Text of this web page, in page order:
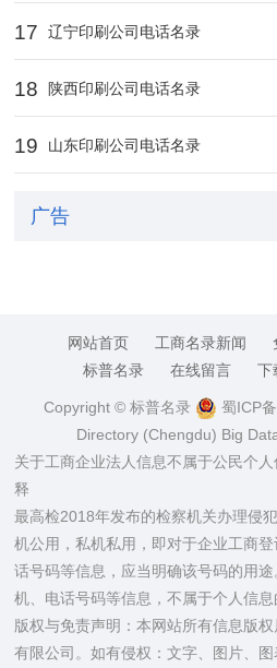
17 辽宁印刷公司电话名录
18 陕西印刷公司电话名录
19 山东印刷公司电话名录
广告
网站首页 工商名录新闻
标普名录
在线留言 下
Copyright © 标普名录 蜀ICP
Directory (Chengdu) Big
关于工商企业法人信息不属于公民个
释
最高检2018年发布的检察机关办理侵
机公用，私机私用，即对于企业工商
话号码等信息，应当明确该号码的用
机、电话号码等信息，不属于个人信息
版权与免责声明：本网站所有信息版
有限公司。如有侵权：文字、图片、